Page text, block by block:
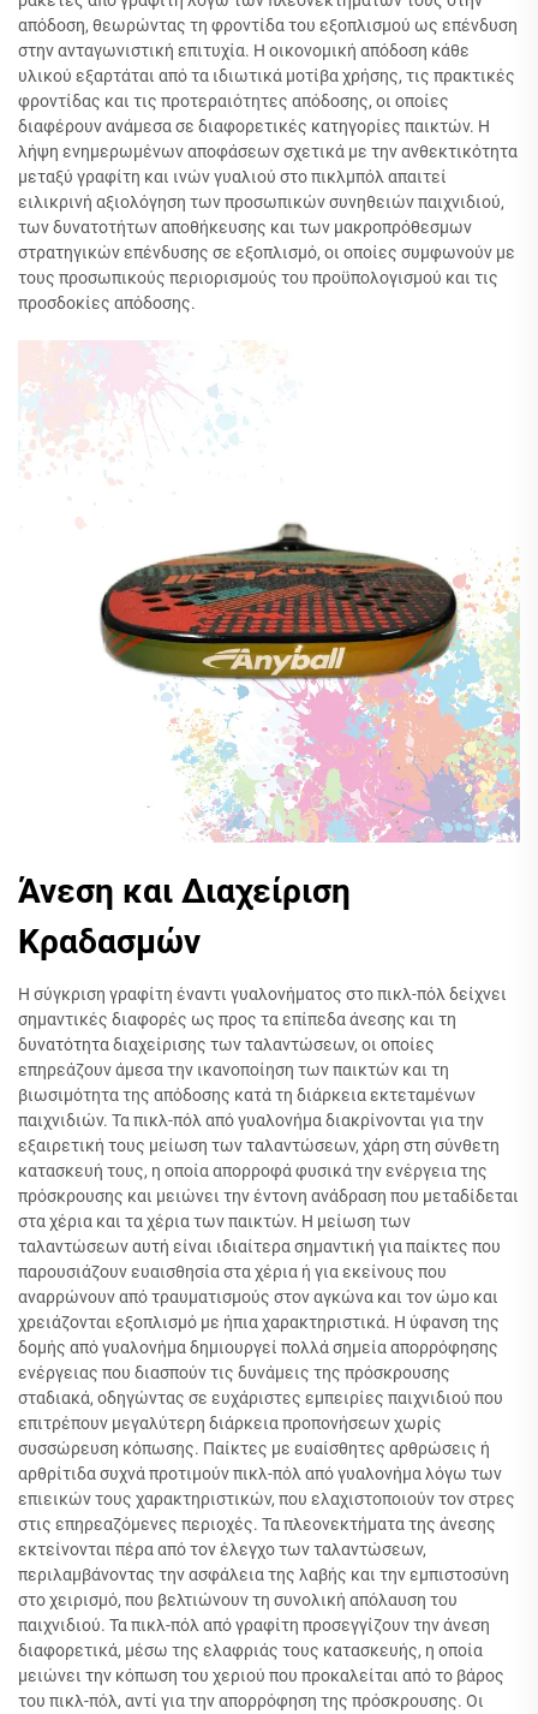
απόδοση, θεωρώντας τη φροντίδα του εξοπλισμού ως επένδυση
στην ανταγωνιστική επιτυχία. Η οικονομική απόδοση κάθε
υλικού εξαρτάται από τα ιδιωτικά μοτίβα χρήσης, τις πρακτικές
φροντίδας και τις προτεραιότητες απόδοσης, οι οποίες
διαφέρουν ανάμεσα σε διαφορετικές κατηγορίες παικτών. Η
λήψη ενημερωμένων αποφάσεων σχετικά με την ανθεκτικότητα
μεταξύ γραφίτη και ινών γυαλιού στο πικλμπόλ απαιτεί
ειλικρινή αξιολόγηση των προσωπικών συνηθειών παιχνιδιού,
των δυνατοτήτων αποθήκευσης και των μακροπρόθεσμων
στρατηγικών επένδυσης σε εξοπλισμό, οι οποίες συμφωνούν με
τους προσωπικούς περιορισμούς του προϋπολογισμού και τις
προσδοκίες απόδοσης.
Άνεση και Διαχείριση
Κραδασμών
Η σύγκριση γραφίτη έναντι γυαλονήματος στο πικλ-πόλ δείχνει
σημαντικές διαφορές ως προς τα επίπεδα άνεσης και τη
δυνατότητα διαχείρισης των ταλαντώσεων, οι οποίες
επηρεάζουν άμεσα την ικανοποίηση των παικτών και τη
βιωσιμότητα της απόδοσης κατά τη διάρκεια εκτεταμένων
παιχνιδιών. Τα πικλ-πόλ από γυαλονήμα διακρίνονται για την
εξαιρετική τους μείωση των ταλαντώσεων, χάρη στη σύνθετη
κατασκευή τους, η οποία απορροφά φυσικά την ενέργεια της
πρόσκρουσης και μειώνει την έντονη ανάδραση που μεταδίδεται
στα χέρια και τα χέρια των παικτών. Η μείωση των
ταλαντώσεων αυτή είναι ιδιαίτερα σημαντική για παίκτες που
παρουσιάζουν ευαισθησία στα χέρια ή για εκείνους που
αναρρώνουν από τραυματισμούς στον αγκώνα και τον ώμο και
χρειάζονται εξοπλισμό με ήπια χαρακτηριστικά. Η ύφανση της
δομής από γυαλονήμα δημιουργεί πολλά σημεία απορρόφησης
ενέργειας που διασπούν τις δυνάμεις της πρόσκρουσης
σταδιακά, οδηγώντας σε ευχάριστες εμπειρίες παιχνιδιού που
επιτρέπουν μεγαλύτερη διάρκεια προπονήσεων χωρίς
συσσώρευση κόπωσης. Παίκτες με ευαίσθητες αρθρώσεις ή
αρθρίτιδα συχνά προτιμούν πικλ-πόλ από γυαλονήμα λόγω των
επιεικών τους χαρακτηριστικών, που ελαχιστοποιούν τον στρες
στις επηρεαζόμενες περιοχές. Τα πλεονεκτήματα της άνεσης
εκτείνονται πέρα από τον έλεγχο των ταλαντώσεων,
περιλαμβάνοντας την ασφάλεια της λαβής και την εμπιστοσύνη
στο χειρισμό, που βελτιώνουν τη συνολική απόλαυση του
παιχνιδιού. Τα πικλ-πόλ από γραφίτη προσεγγίζουν την άνεση
διαφορετικά, μέσω της ελαφριάς τους κατασκευής, η οποία
μειώνει την κόπωση του χεριού που προκαλείται από το βάρος
του πικλ-πόλ, αντί για την απορρόφηση της πρόσκρουσης. Οι